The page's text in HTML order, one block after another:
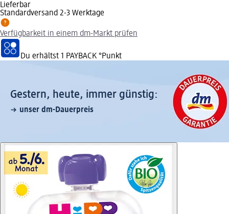
Lieferbar
Standardversand 2-3 Werktage
Verfügbarkeit in einem dm-Markt prüfen
Du erhältst 1 PAYBACK °Punkt
Gestern, heute, immer günstig:
unser dm-Dauerpreis